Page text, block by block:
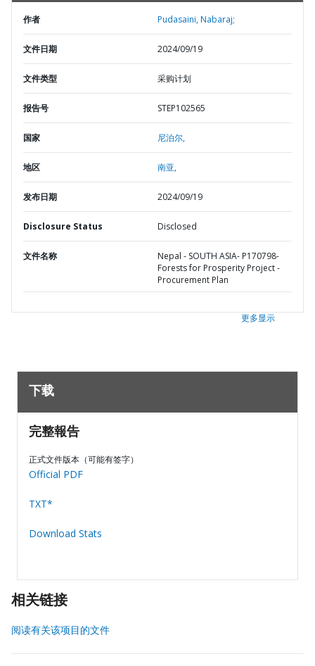
作者 Pudasaini, Nabaraj;
文件日期 2024/09/19
文件类型 采购计划
报告号 STEP102565
国家 尼泊尔,
地区 南亚,
发布日期 2024/09/19
Disclosure Status Disclosed
文件名称
Nepal - SOUTH ASIA- P170798-
Forests for Prosperity Project -
Procurement Plan
更多显示
下载
完整報告
正式文件版本（可能有签字）
Official PDF
TXT*
Download Stats
相关链接
阅读有关该项目的文件